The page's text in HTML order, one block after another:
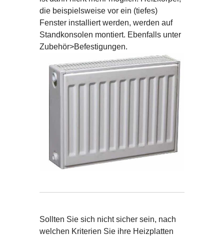
die beispielsweise vor ein (tiefes)
Fenster installiert werden, werden auf
Standkonsolen montiert. Ebenfalls unter
Zubehör>Befestigungen.
Sollten Sie sich nicht sicher sein, nach
welchen Kriterien Sie ihre Heizplatten